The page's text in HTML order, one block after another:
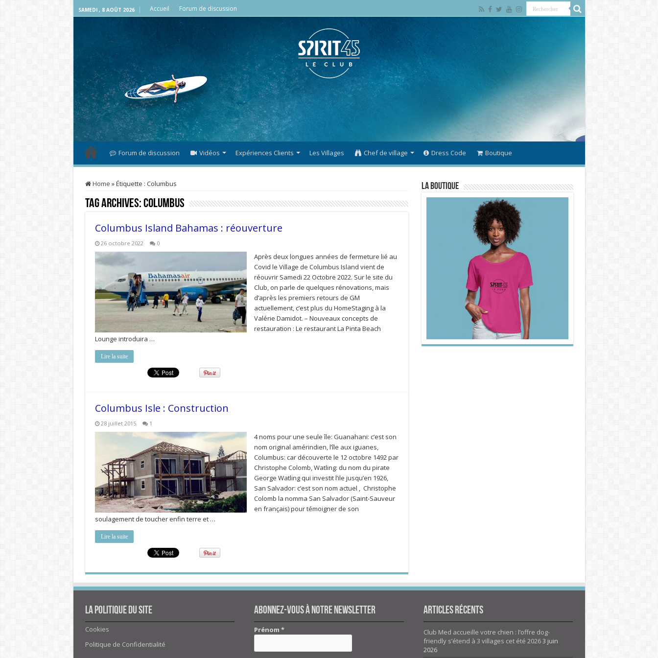
SAMEDI , 8 AOÛT 2026 Accueil Forum de discussion
Forum de discussion Vidéos Expériences Clients Les Villages Chef de village Dress Code Boutique
Home »Étiquette : Columbus
Tag Archives:Columbus
Columbus Island Bahamas : réouverture
26 octobre 2022 0
Après deux longues années de fermeture lié au
Covid le Village de Columbus Island vient de
réouvrir Samedi 22 Octobre 2022. Sur le site du
Club, on parle de quelques rénovations, mais
d’après les premiers retours de GM
actuellement, c’est plus du HomeStaging à la
Valérie Damidot. – Nouveaux concepts de
restauration : Le restaurant La Pinta Beach
Lounge introduira …
Lire la suite
Columbus Isle : Construction
28 juillet 2015 1
4 noms pour une seule île: Guanahani: c’est son
nom original amérindien, l’île aux iguanes,
Columbus: car découverte le 12 octobre 1492 par
Christophe Colomb, Watling: du nom du pirate
George Watling qui investit l’ile jusqu’en 1926,
San Salvador: c’est son nom actuel , Christophe
Colomb la nomma San Salvador (Saint-Sauveur
en français) pour témoigner de son
soulagement de toucher enfin terre et …
Lire la suite
La Boutique
La politique du site
Cookies
Politique de Confidentialité
Abonnez-vous à notre newsletter
Prénom*
Articles Récents
Club Med accueille votre chien : l’offre dog-
friendly s’étend à 3 villages cet été 20263 juin
2026